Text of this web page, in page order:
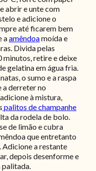
abrir e unte com
e adicione o
até ficarem bem
aamêndoamoída e
Divida pelas
minutos, retire e deixe
gelatina em água fria.
o sumo e a raspa
a derreter no
à mistura,
palitos de champanhe
da rodela de bolo.
de limão e cubra
que entretanto
Adicione a restante
depois desenforme e
palitada.